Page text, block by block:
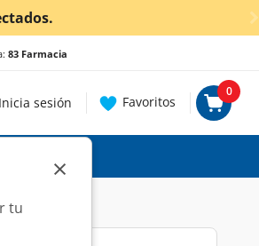
para conocer detalles.
83 Farmacia
tu
×
Inicia sesión Favoritos
0